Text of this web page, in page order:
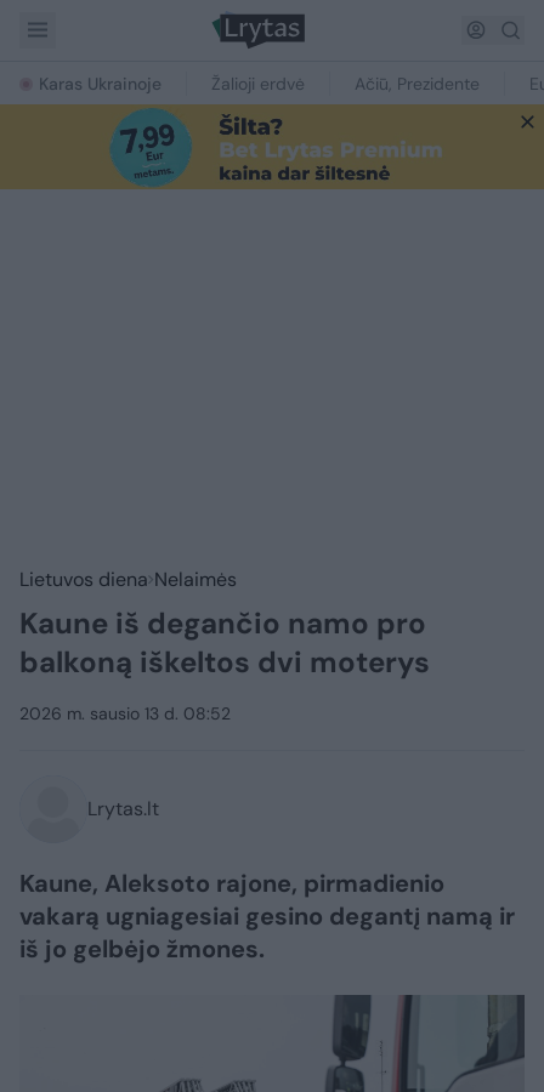
Karas Ukrainoje Žalioji erdvė Ačiū, Prezidente
Lietuvos diena Nelaimės
Kaune iš degančio namo pro
balkoną iškeltos dvi moterys
2026 m. sausio 13 d. 08:52
Lrytas.lt
Kaune, Aleksoto rajone, pirmadienio
vakarą ugniagesiai gesino degantį namą ir
iš jo gelbėjo žmones.